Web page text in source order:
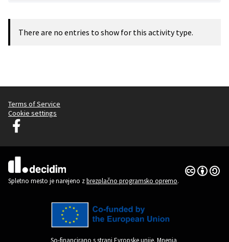
There are no entries to show for this activity type.
Terms of Service
Cookie settings
Decidim Ljubljana na Facebooku
(Zunanja povezava)
Spletno mesto je narejeno zbrezplačno programsko opremo.
Dovoljenja
(Zunanja